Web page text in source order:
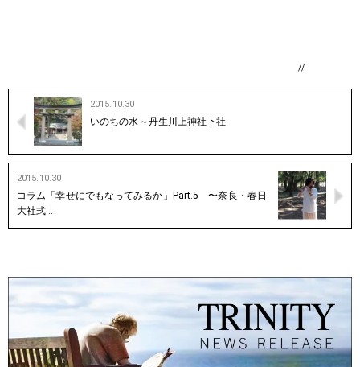
//
2015.10.30
いのちの水～丹生川上神社下社
2015.10.30
コラム「幸せにでもなってみるか」Part.5 〜奈良・春日
大社式…